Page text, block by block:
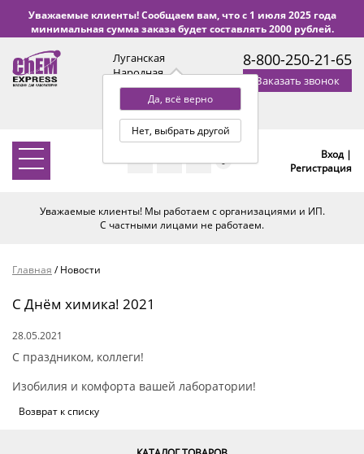
Уважаемые клиенты! Сообщаем вам, что с 1 июля 2025 года
минимальная сумма заказа будет составлять 2000 рублей.
Луганская
Народная
Республика
Да, всё верно
Нет, выбрать другой
с 9:00 до 18:00 по Уфе
(+2 МСК)
8-800-250-21-65
Заказать звонок
0
Вход |
Регистрация
Уважаемые клиенты! Мы работаем с организациями и ИП.
С частными лицами не работаем.
Главная /Новости
С Днём химика! 2021
28.05.2021
С праздником, коллеги!
Изобилия и комфорта вашей лаборатории!
Возврат к списку